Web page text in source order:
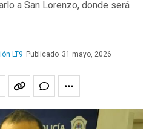
a San Lorenzo, donde será
LT9 Publicado 31 mayo, 2026